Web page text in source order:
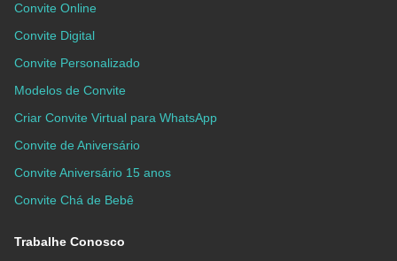
Convite Online
Convite Digital
Convite Personalizado
Modelos de Convite
Criar Convite Virtual para WhatsApp
Convite de Aniversário
Convite Aniversário 15 anos
Convite Chá de Bebê
Trabalhe Conosco